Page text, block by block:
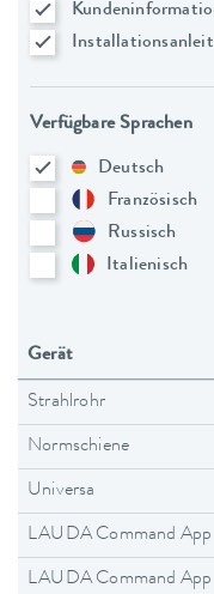
Verfügbare Sprachen
Deutsch
Französisch
Russisch
Italienisch
Gerät
Strahlrohr
Normschiene
Universa
LAUDA Command App
LAUDA Command App